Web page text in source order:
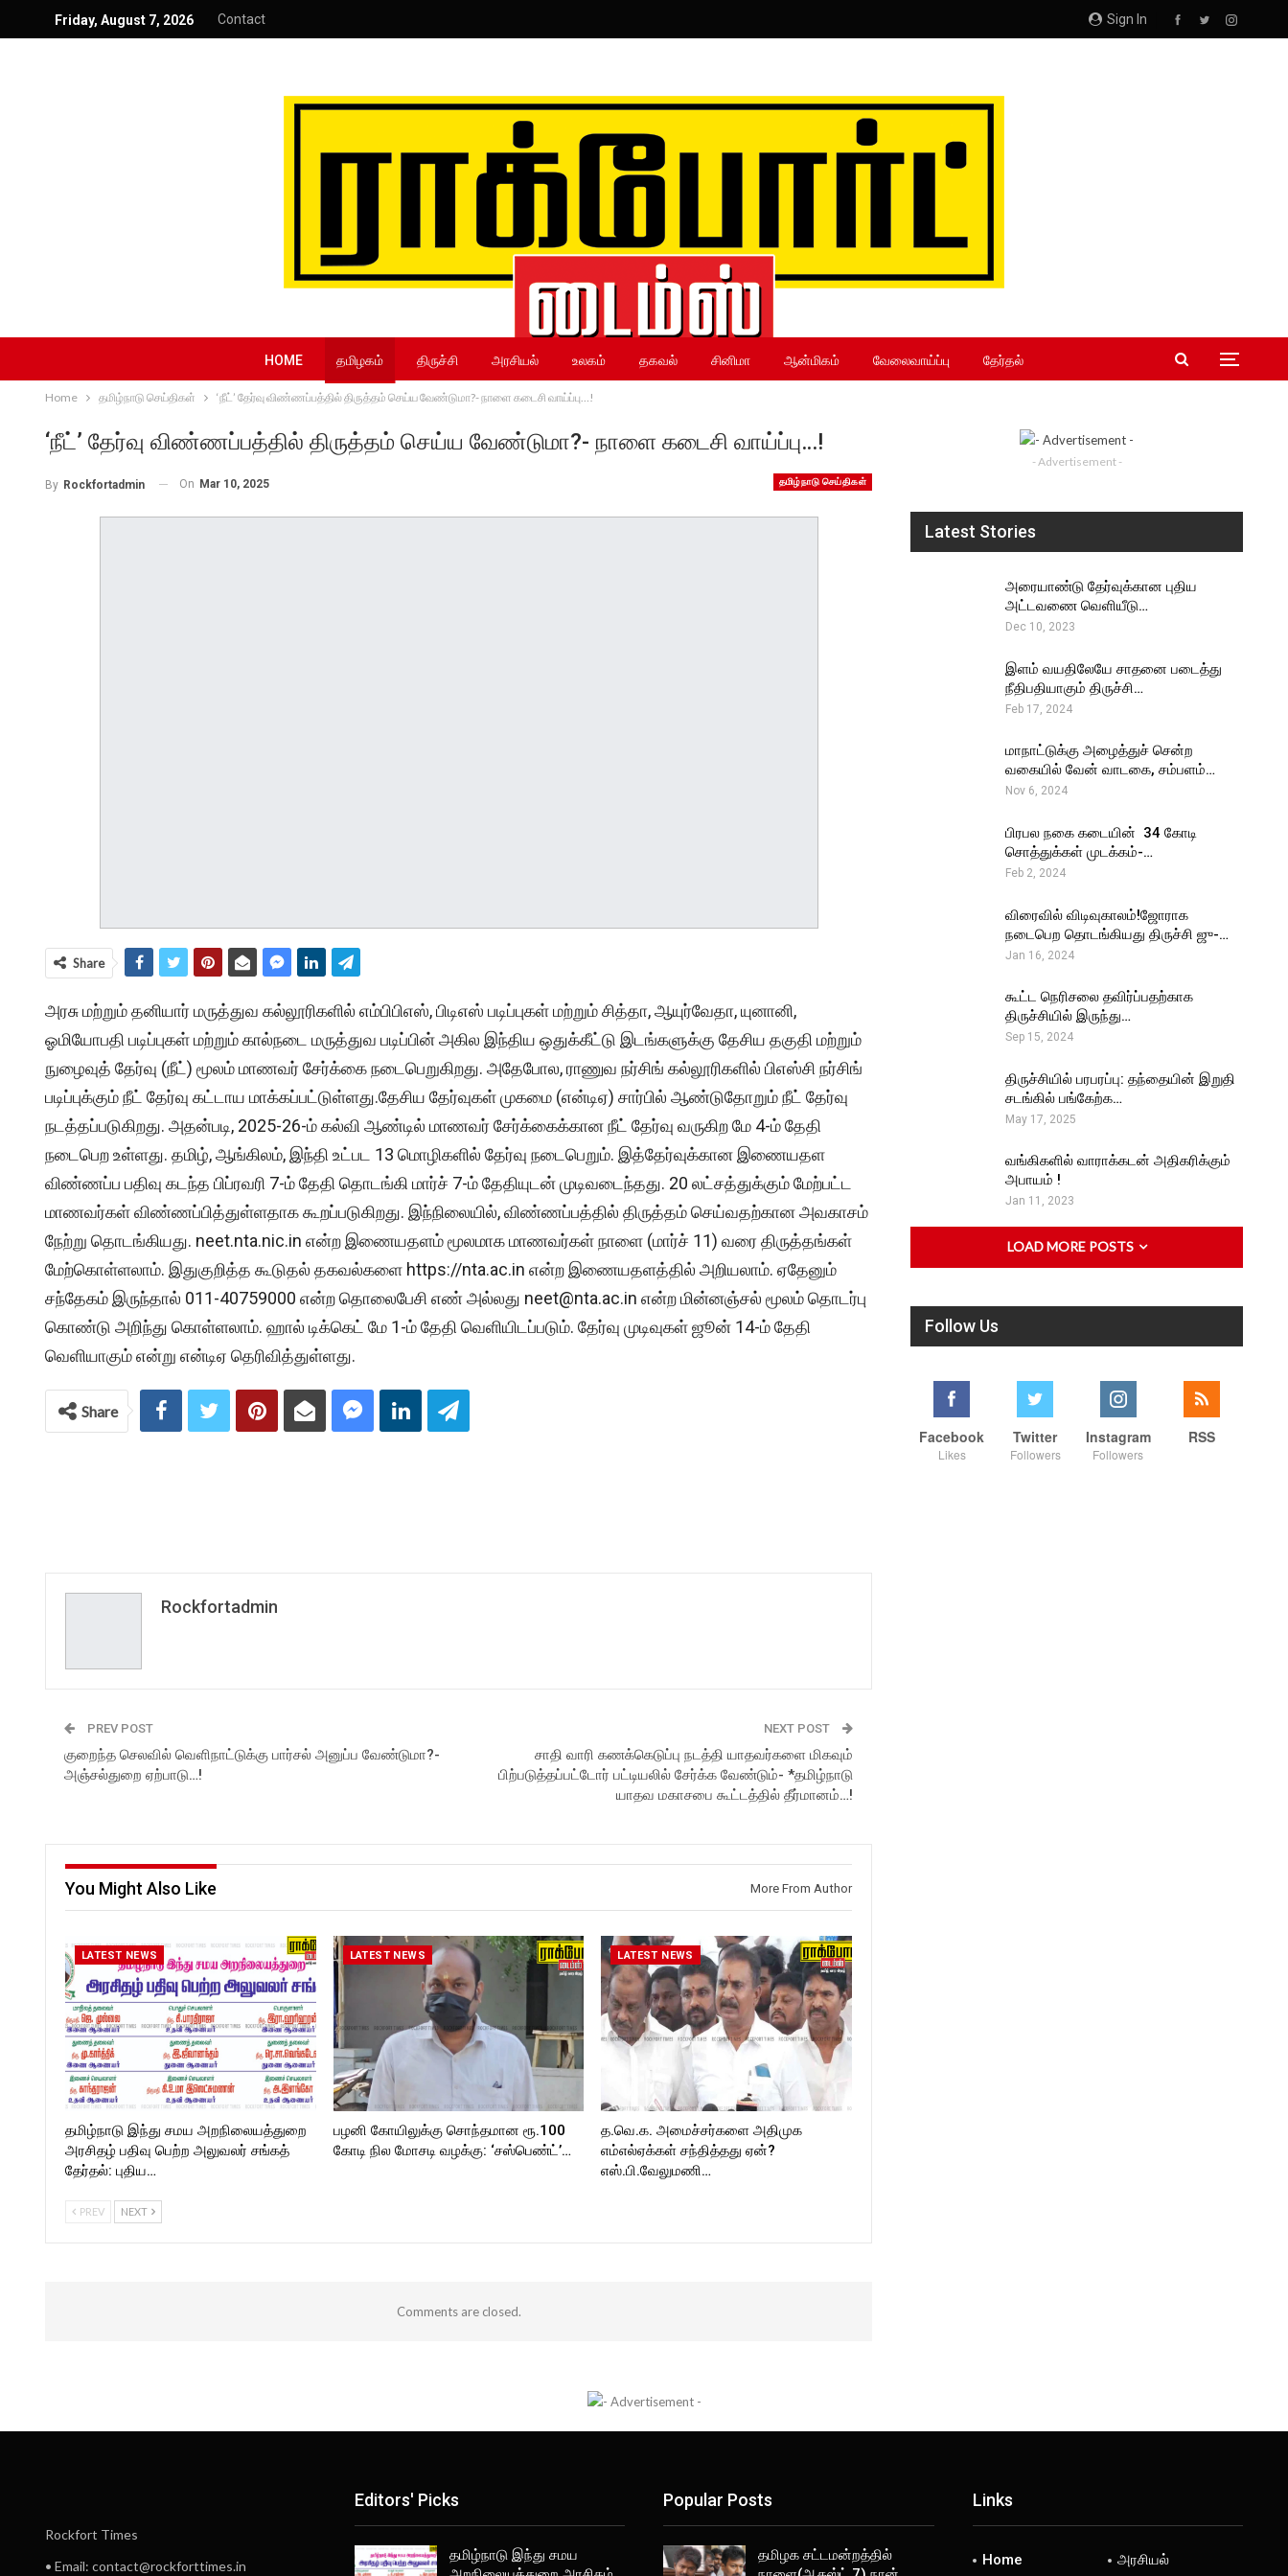
Sign In
Friday, August 7, 2026 Contact
HOME தமிழகம் திருச்சி அரசியல் உலகம் தகவல் சினிமா ஆன்மிகம் வேலைவாய்ப்பு தேர்தல்
Home தமிழ்நாடு செய்திகள் ‘நீட்’ தேர்வு விண்ணப்பத்தில் திருத்தம் செய்ய வேண்டுமா?- நாளை கடைசி வாய்ப்பு…!
‘நீட்’ தேர்வு விண்ணப்பத்தில் திருத்தம் செய்ய வேண்டுமா?- நாளை கடைசி வாய்ப்பு…!
தமிழ்நாடு செய்திகள்
By Rockfortadmin On Mar 10, 2025
Share
அரசு மற்றும் தனியார் மருத்துவ கல்லூரிகளில் எம்பிபிஎஸ், பிடிஎஸ் படிப்புகள் மற்றும் சித்தா, ஆயுர்வேதா, யுனானி,
ஓமியோபதி படிப்புகள் மற்றும் கால்நடை மருத்துவ படிப்பின் அகில இந்திய ஒதுக்கீட்டு இடங்களுக்கு தேசிய தகுதி மற்றும்
நுழைவுத் தேர்வு (நீட்) மூலம் மாணவர் சேர்க்கை நடைபெறுகிறது. அதேபோல, ராணுவ நர்சிங் கல்லூரிகளில் பிஎஸ்சி நர்சிங்
படிப்புக்கும் நீட் தேர்வு கட்டாய மாக்கப்பட்டுள்ளது.தேசிய தேர்வுகள் முகமை (என்டிஏ) சார்பில் ஆண்டுதோறும் நீட் தேர்வு
நடத்தப்படுகிறது. அதன்படி, 2025-26-ம் கல்வி ஆண்டில் மாணவர் சேர்க்கைக்கான நீட் தேர்வு வருகிற மே 4-ம் தேதி
நடைபெற உள்ளது. தமிழ், ஆங்கிலம், இந்தி உட்பட 13 மொழிகளில் தேர்வு நடைபெறும். இத்தேர்வுக்கான இணையதள
விண்ணப்ப பதிவு கடந்த பிப்ரவரி 7-ம் தேதி தொடங்கி மார்ச் 7-ம் தேதியுடன் முடிவடைந்தது. 20 லட்சத்துக்கும் மேற்பட்ட
மாணவர்கள் விண்ணப்பித்துள்ளதாக கூறப்படுகிறது. இந்நிலையில், விண்ணப்பத்தில் திருத்தம் செய்வதற்கான அவகாசம்
நேற்று தொடங்கியது. neet.nta.nic.in என்ற இணையதளம் மூலமாக மாணவர்கள் நாளை (மார்ச் 11) வரை திருத்தங்கள்
மேற்கொள்ளலாம். இதுகுறித்த கூடுதல் தகவல்களை https://nta.ac.in என்ற இணையதளத்தில் அறியலாம். ஏதேனும்
சந்தேகம் இருந்தால் 011-40759000 என்ற தொலைபேசி எண் அல்லது neet@nta.ac.in என்ற மின்னஞ்சல் மூலம் தொடர்பு
கொண்டு அறிந்து கொள்ளலாம். ஹால் டிக்கெட் மே 1-ம் தேதி வெளியிடப்படும். தேர்வு முடிவுகள் ஜூன் 14-ம் தேதி
வெளியாகும் என்று என்டிஏ தெரிவித்துள்ளது.
Share
Rockfortadmin
PREV POST
குறைந்த செலவில் வெளிநாட்டுக்கு பார்சல் அனுப்ப வேண்டுமா?-
அஞ்சல்துறை ஏற்பாடு…!
NEXT POST
சாதி வாரி கணக்கெடுப்பு நடத்தி யாதவர்களை மிகவும்
பிற்படுத்தப்பட்டோர் பட்டியலில் சேர்க்க வேண்டும்- *தமிழ்நாடு
யாதவ மகாசபை கூட்டத்தில் தீர்மானம்…!
You Might Also Like More From Author
LATEST NEWS
தமிழ்நாடு இந்து சமய அறநிலையத்துறை
அரசிதழ் பதிவு பெற்ற அலுவலர் சங்கத்
தேர்தல்: புதிய…
LATEST NEWS
பழனி கோயிலுக்கு சொந்தமான ரூ.100
கோடி நில மோசடி வழக்கு: ‘சஸ்பெண்ட்’…
LATEST NEWS
த.வெ.க. அமைச்சர்களை அதிமுக
எம்எல்ஏக்கள் சந்தித்தது ஏன்?
எஸ்.பி.வேலுமணி…
PREV NEXT
Comments are closed.
- Advertisement -
Latest Stories
அரையாண்டு தேர்வுக்கான புதிய
அட்டவணை வெளியீடு…
Dec 10, 2023
இளம் வயதிலேயே சாதனை படைத்து
நீதிபதியாகும் திருச்சி…
Feb 17, 2024
மாநாட்டுக்கு அழைத்துச் சென்ற
வகையில் வேன் வாடகை, சம்பளம்…
Nov 6, 2024
பிரபல நகை கடையின் ₹ 34 கோடி
சொத்துக்கள் முடக்கம்-…
Feb 2, 2024
விரைவில் விடிவுகாலம்!ஜோராக
நடைபெற தொடங்கியது திருச்சி ஜு-…
Jan 16, 2024
கூட்ட நெரிசலை தவிர்ப்பதற்காக
திருச்சியில் இருந்து…
Sep 15, 2024
திருச்சியில் பரபரப்பு: தந்தையின் இறுதி
சடங்கில் பங்கேற்க…
May 17, 2025
வங்கிகளில் வாராக்கடன் அதிகரிக்கும்
அபாயம் !
Jan 11, 2023
LOAD MORE POSTS
Follow Us
Facebook
Likes
Twitter
Followers
Instagram
Followers
RSS
Rockfort Times
• Email: contact@rockforttimes.in
Editors' Picks
தமிழ்நாடு இந்து சமய
Popular Posts
தமிழக சட்டமன்றத்தில்
Links
Home அரசியல்